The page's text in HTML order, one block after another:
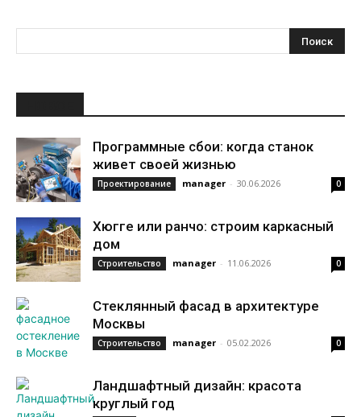
Программные сбои: когда станок
живет своей жизнью
Проектирование manager - 30.06.2026 0
Хюгге или ранчо: строим каркасный
дом
Строительство manager - 11.06.2026 0
Стеклянный фасад в архитектуре
Москвы
Строительство manager - 05.02.2026 0
Ландшафтный дизайн: красота
круглый год